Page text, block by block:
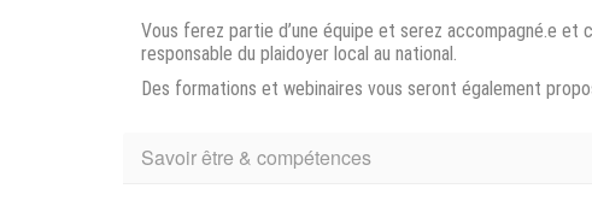
Vous ferez partie d’une équipe et serez accompagné.e et
responsable du plaidoyer local au national.
Des formations et webinaires vous seront également
Savoir être & compétences